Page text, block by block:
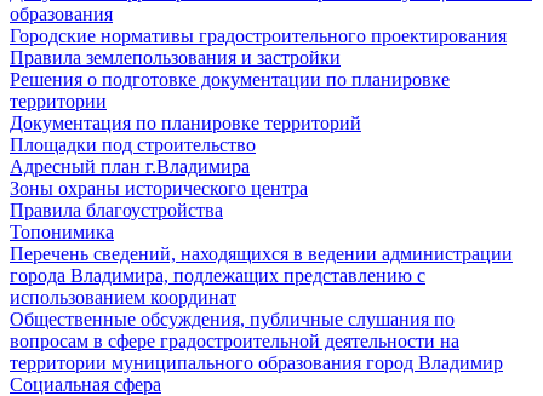
образования
Городские нормативы градостроительного проектирования
Правила землепользования и застройки
Решения о подготовке документации по планировке
территории
Документация по планировке территорий
Площадки под строительство
Адресный план г.Владимира
Зоны охраны исторического центра
Правила благоустройства
Топонимика
Перечень сведений, находящихся в ведении администрации
города Владимира, подлежащих представлению с
использованием координат
Общественные обсуждения, публичные слушания по
вопросам в сфере градостроительной деятельности на
территории муниципального образования город Владимир
Социальная сфера